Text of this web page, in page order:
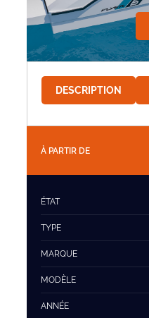
DESCRIPTION
À PARTIR DE
ÉTAT
TYPE
MARQUE
MODÈLE
ANNÉE